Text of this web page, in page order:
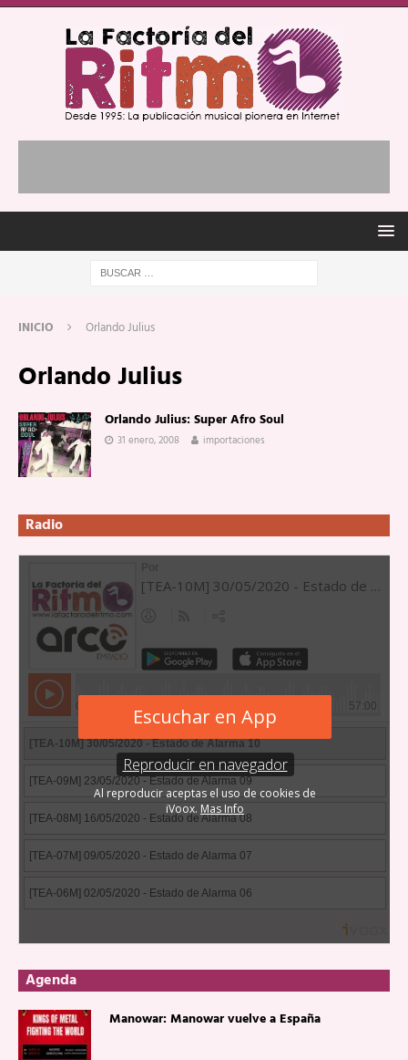
INICIO Orlando Julius
Orlando Julius
Orlando Julius: Super Afro Soul
31 enero, 2008 importaciones
Radio
Agenda
Manowar: Manowar vuelve a España